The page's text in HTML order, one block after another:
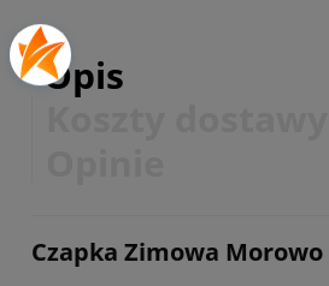
Opis
Czapka Zimowa